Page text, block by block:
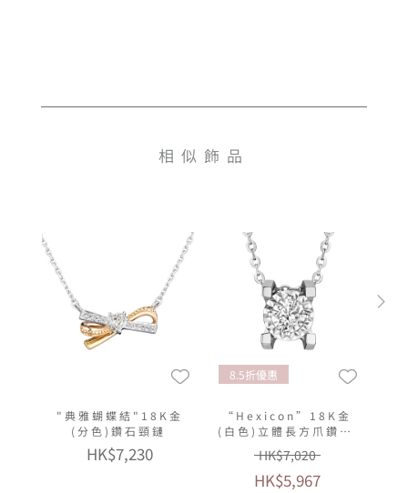
相似飾品
"典雅蝴蝶結"18K金
(分色)鑽石頸鏈
HK$7,230
8.5折優惠
“Hexicon”18K金
(白色)立體長方爪鑽石
頸鏈(放閃車花工藝)
HK$7,020
HK$5,967